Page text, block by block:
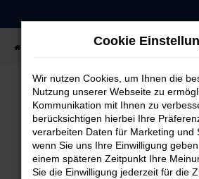
Zum
springen
Fahrzeugangebote Fahrzeug-
FEHLER: NETWORK
Beim Laden ist ein Fehler
Hier sind ein paar Tipps, die dir
Cookie
Wir nutzen Cookies, um Ihnen die
Nutzung unserer Webseite zu
Kommunikation mit Ihnen zu
berücksichtigen hierbei Ihre
verarbeiten Daten für Marketing und
wenn Sie uns Ihre Einwilligung
einem späteren Zeitpunkt Ihre
Sie die Einwilligung jederzeit für die